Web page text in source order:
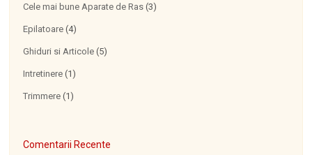
Cele mai bune Aparate de Ras (3)
Epilatoare (4)
Ghiduri si Articole (5)
Intretinere (1)
Trimmere (1)
Comentarii Recente